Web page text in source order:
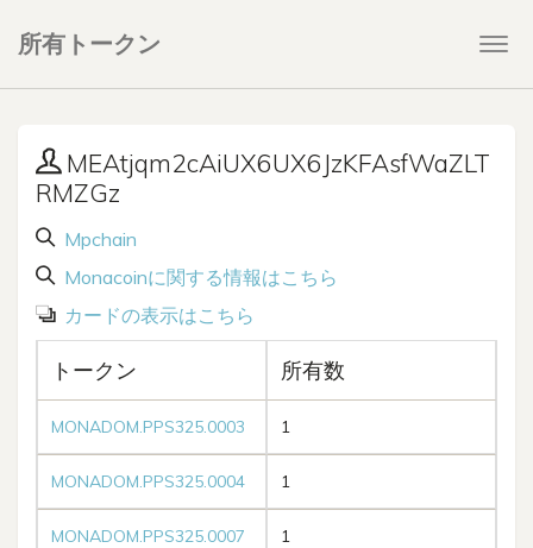
所有トークン
MEAtjqm2cAiUX6UX6JzKFAsfWaZLT
RMZGz
Mpchain
Monacoinに関する情報はこちら
カードの表示はこちら
トークン 所有数
MONADOM.PPS325.0003 1
MONADOM.PPS325.0004 1
MONADOM.PPS325.0007 1